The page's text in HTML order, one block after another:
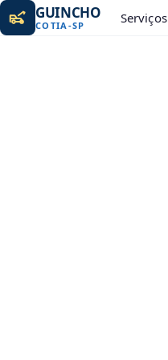
GUINCHO
COTIA-SP Serviços